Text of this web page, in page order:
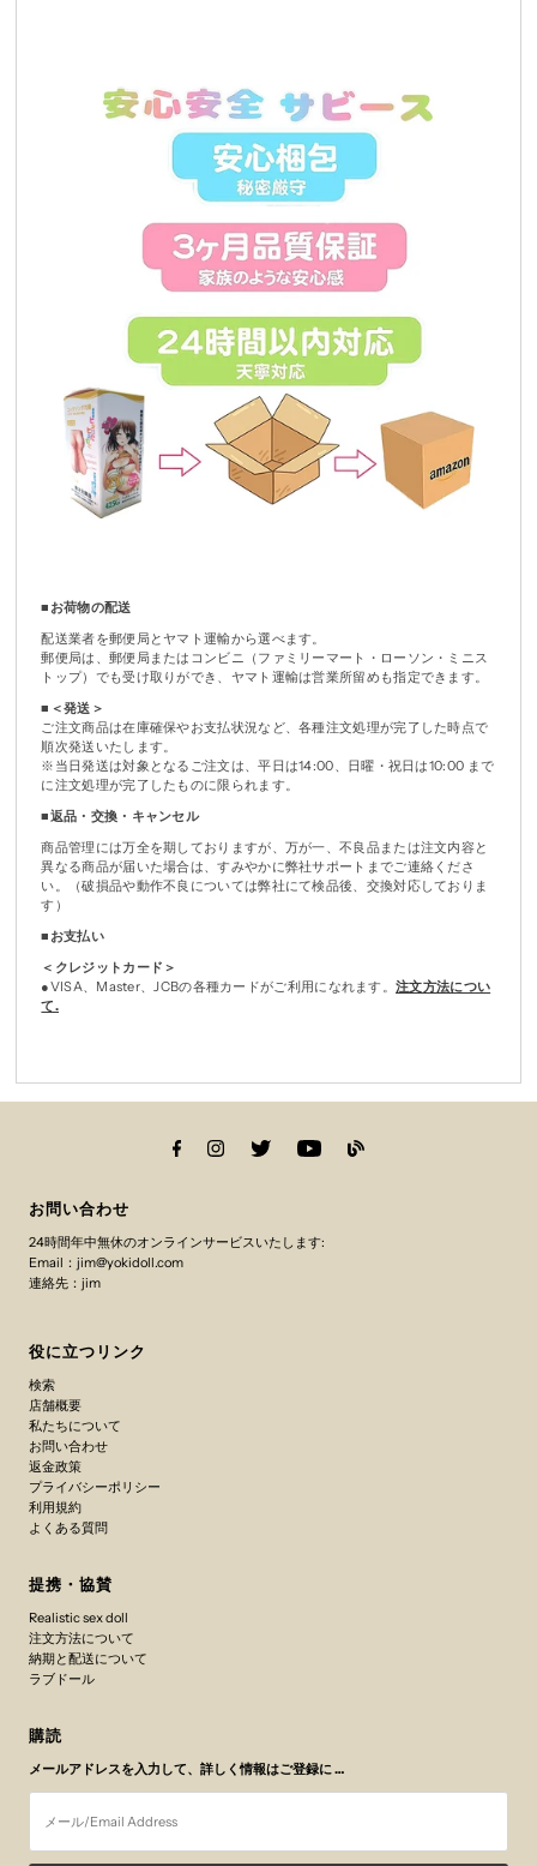
■ お荷物の配送
配送業者を郵便局とヤマト運輸から選べます。
郵便局は、郵便局またはコンビニ（ファミリーマート・ローソン・ミニス
トップ）でも受け取りができ、ヤマト運輸は営業所留めも指定できます。
■＜発送＞
ご注文商品は在庫確保やお支払状況など、各種注文処理が完了した時点で
順次発送いたします。
※当日発送は対象となるご注文は、平日は14:00、日曜・祝日は10:00 まで
に注文処理が完了したものに限られます。
■返品・交換・キャンセル
商品管理には万全を期しておりますが、万が一、不良品または注文内容と
異なる商品が届いた場合は、すみやかに弊社サポートまでご連絡くださ
い。（破損品や動作不良については弊社にて検品後、交換対応しておりま
す）
■ お支払い
＜クレジットカード＞
●VISA、Master、JCBの各種カードがご利用になれます。注文方法につい
て.
お問い合わせ
24時間年中無休のオンラインサービスいたします:
Email：jim@yokidoll.com
連絡先：jim
役に立つリンク
検索
店舗概要
私たちについて
お問い合わせ
返金政策
プライバシーポリシー
利用規約
よくある質問
提携・協賛
Realistic sex doll
注文方法について
納期と配送について
ラブドール
購読
メールアドレスを入力して、詳しく情報はご登録に …
Address